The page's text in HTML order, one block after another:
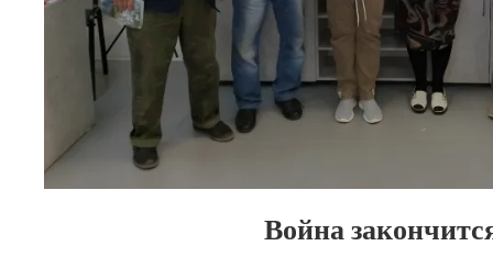
Война